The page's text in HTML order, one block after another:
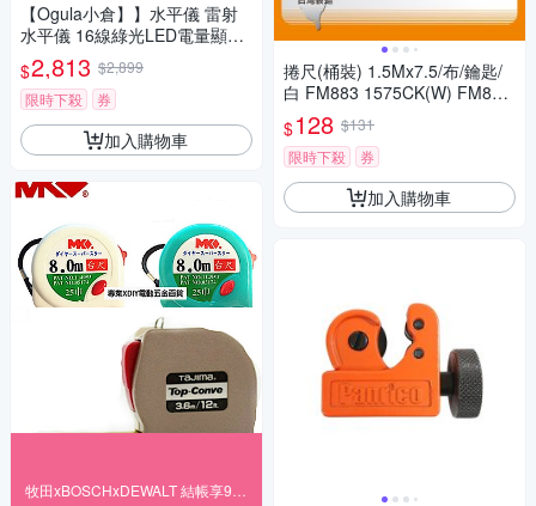
【Ogula小倉】】水平儀 雷射
水平儀 16線綠光LED電量顯示
自動調平/可打斜線 貼墻貼地儀
高精度強光（保固兩年 售後無
憂）
$2,813 $2,899
限時下殺
券
加入購物車
捲尺(桶裝) 1.5Mx7.5/布/鑰匙/
白 FM883 1575CK(W) FM883
-1575CK(W)
$128 $131
限時下殺
券
加入購物車